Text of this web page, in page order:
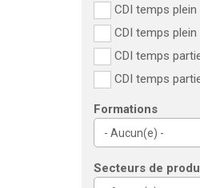
CDI temps plein
CDI temps plein
CDI temps
CDI temps
Formations
Secteurs de